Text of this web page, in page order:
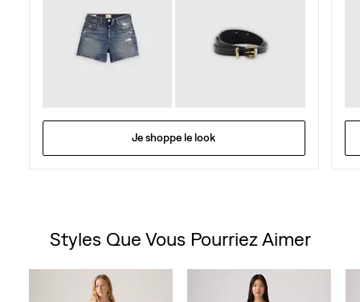
Je shoppe le look
Styles Que Vous Pourriez Aimer